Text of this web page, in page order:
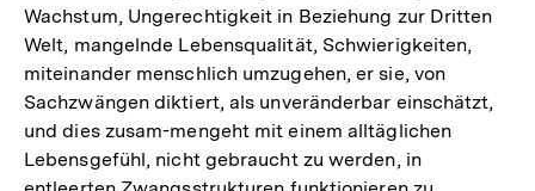
Wachstum, Ungerechtigkeit in Beziehung zur Dritten
Welt, mangelnde Lebensqualität, Schwierigkeiten,
miteinander menschlich umzugehen, er sie, von
Sachzwängen diktiert, als unveränderbar einschätzt,
und dies zusam-mengeht mit einem alltäglichen
Lebensgefühl, nicht gebraucht zu werden, in